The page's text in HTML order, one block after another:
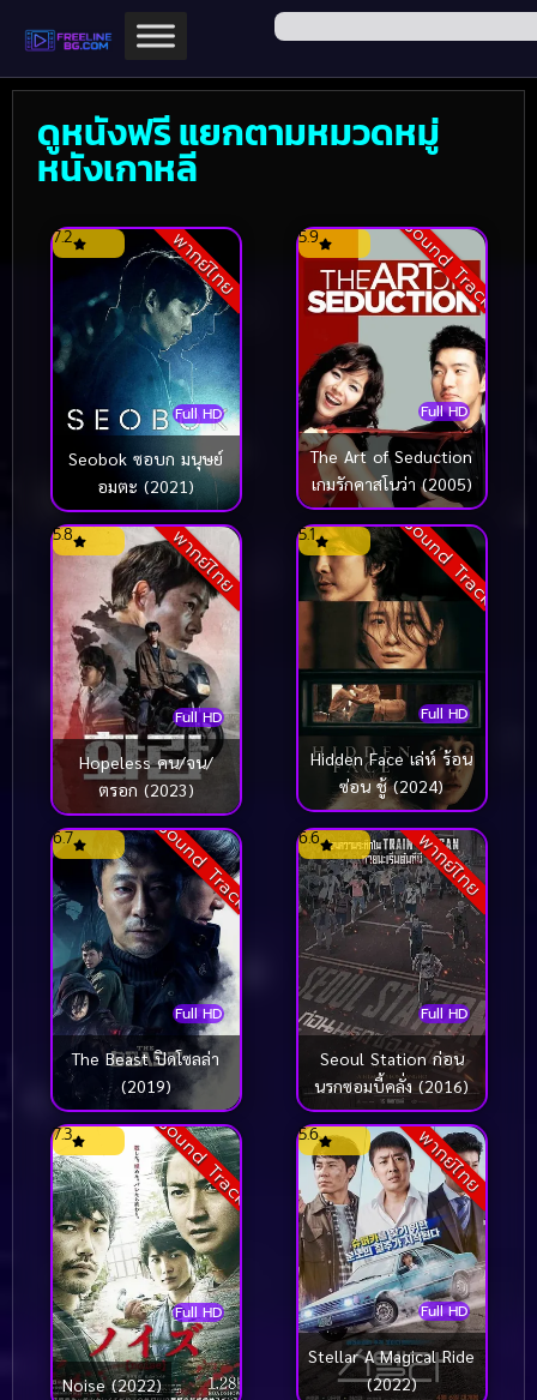
ดูหนังฟรี แยกตามหมวดหมู่
หนังเกาหลี
พากย์ไทย
Full HD
7.2
Seobok ซอบก มนุษย์
อมตะ (2021)
Sound Track
Full HD
5.9
The Art of Seduction
เกมรักคาสโนว่า (2005)
พากย์ไทย
Full HD
5.8
Hopeless คน/จน/
ตรอก (2023)
Sound Track
Full HD
5.1
Hidden Face เล่ห์ ร้อน
ซ่อน ชู้ (2024)
Sound Track
Full HD
6.7
The Beast ปิดโซลล่า
(2019)
พากย์ไทย
Full HD
6.6
Seoul Station ก่อน
นรกซอมบี้คลั่ง (2016)
Sound Track
Full HD
7.3
Noise (2022)
พากย์ไทย
Full HD
5.6
Stellar A Magical Ride
(2022)